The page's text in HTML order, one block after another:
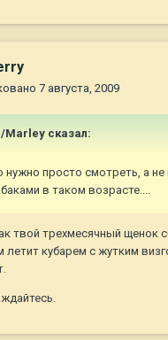
7 августа, 2009
Marley сказал:
нужно просто смотреть, а
в таком возрасте....
твой трехмесячный щенок
кубарем с жутким